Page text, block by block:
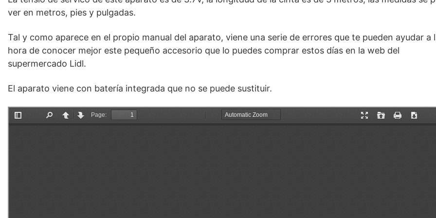
ver en metros, pies y pulgadas.
Tal y como aparece en el propio manual del aparato, viene una serie de errores que te pueden ayudar a
hora de conocer mejor este pequeño accesorio que lo puedes comprar estos días en la web del
supermercado Lidl.
El aparato viene con batería integrada que no se puede sustituir.